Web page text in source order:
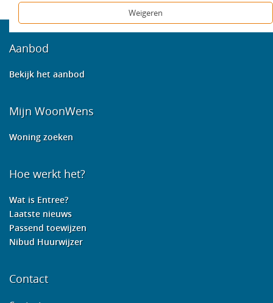
Weigeren
Aanbod
Bekijk het aanbod
Mijn WoonWens
Woning zoeken
Hoe werkt het?
Wat is Entree?
Laatste nieuws
Passend toewijzen
Nibud Huurwijzer
Contact